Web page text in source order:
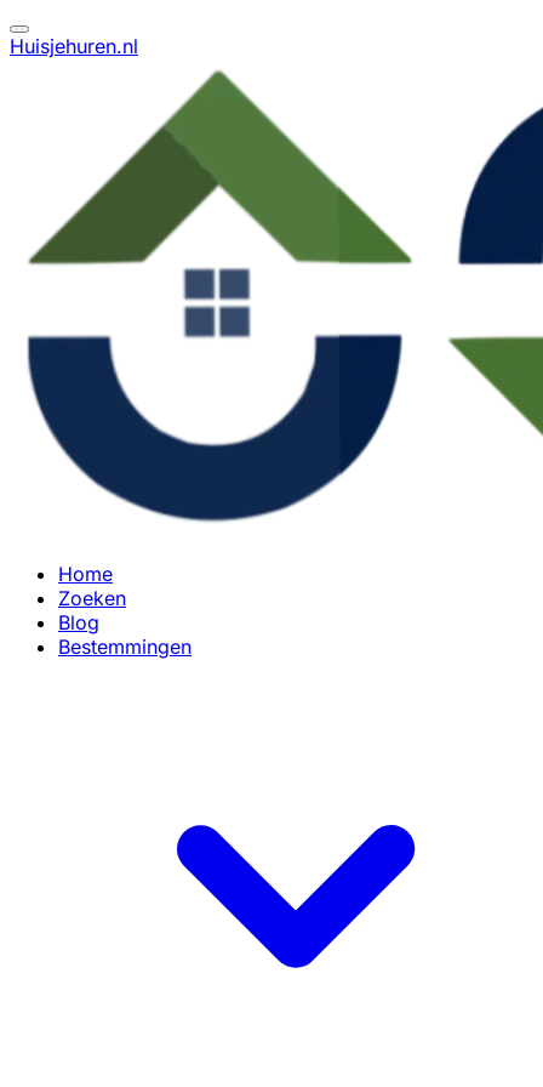
Huisjehuren.nl
Home
Zoeken
Blog
Bestemmingen